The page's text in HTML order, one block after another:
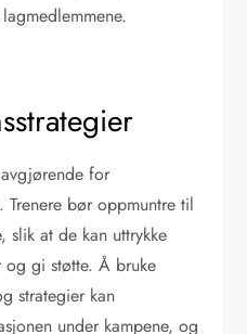
for
bør oppmuntre til
slik at de kan uttrykke
og gi støtte. Å bruke
strategier kan
under kampene, og